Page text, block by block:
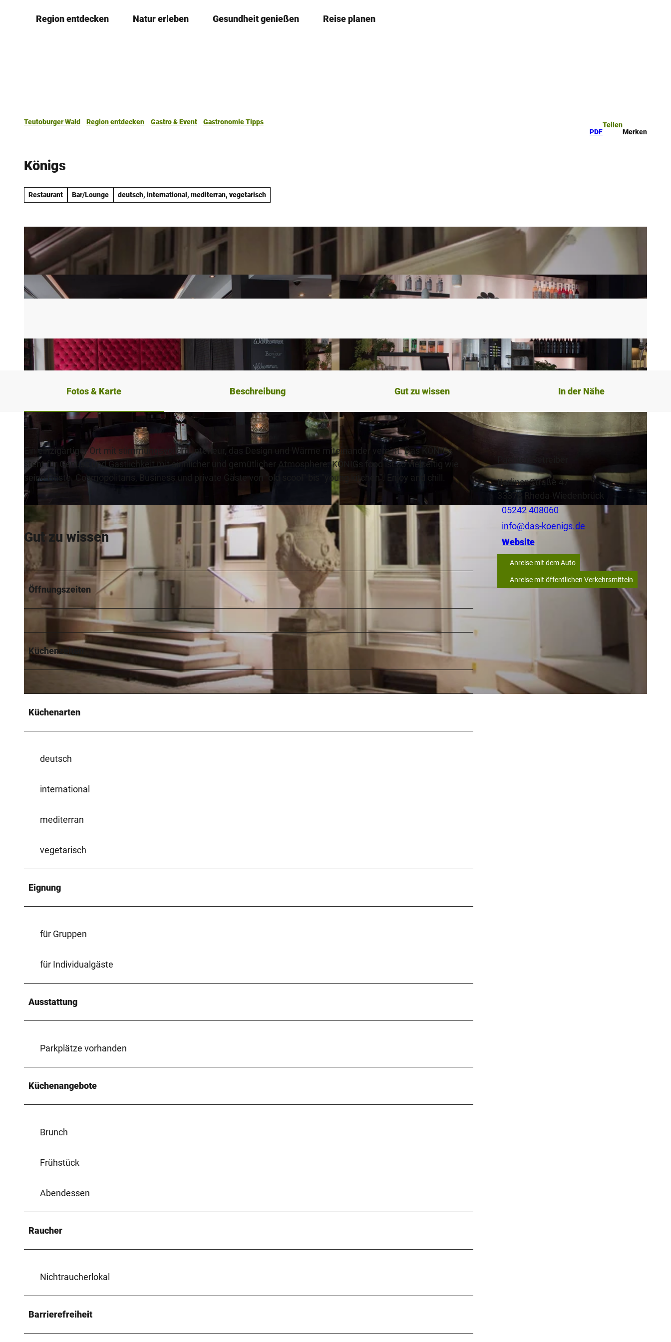
Region entdecken Natur erleben Gesundheit genießen Reise planen
Teutoburger Wald Region entdecken Gastro & Event
Gastronomie Tipps
PDF
Teilen
Merken
Königs
Restaurant Bar/Lounge deutsch, international, mediterran, vegetarisch
CC-BY-SA
Fotos & Karte Beschreibung Gut zu wissen In der Nähe
Ein einzigartiger Ort mit stimmungsvollem Interieur, das Design und Wärme miteinander vereint. Das KÖNIGs
steht für Genuss und Gastlichkeit mit sinnlicher und gemütlicher Atmosphere. KÖNIGs food ist so vielseitig wie
seine Gäste. Cosmopolitans, Business und private Gäste von "old scool" bis "young kitchen". Enjoy and chill.
Gut zu wissen
Öffnungszeiten
Küchenzeiten
Küchenarten
deutsch
international
mediterran
vegetarisch
Eignung
für Gruppen
für Individualgäste
Ausstattung
Parkplätze vorhanden
Küchenangebote
Brunch
Frühstück
Abendessen
Raucher
Nichtraucherlokal
Barrierefreiheit
Berliner Straße 47
33378 Rheda-Wiedenbrück
05242 408060
info@das-koenigs.de
Website
Anreise mit dem Auto
Anreise mit öffentlichen Verkehrsmitteln